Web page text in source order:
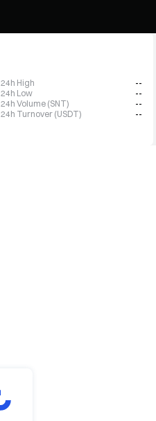
24h High
--
24h Low
--
24h Volume (SNT)
--
24h Turnover (USDT)
--